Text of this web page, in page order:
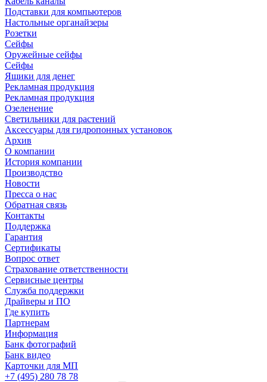
Подставки для компьютеров
Настольные органайзеры
Розетки
Сейфы
Оружейные сейфы
Сейфы
Ящики для денег
Рекламная продукция
Рекламная продукция
Озеленение
Светильники для растений
Аксессуары для гидропонных установок
Архив
О компании
История компании
Производство
Новости
Пресса о нас
Обратная связь
Контакты
Поддержка
Гарантия
Сертификаты
Вопрос ответ
Страхование ответственности
Сервисные центры
Служба поддержки
Драйверы и ПО
Где купить
Партнерам
Информация
Банк фотографий
Банк видео
Карточки для МП
+7 (495) 280 78 78